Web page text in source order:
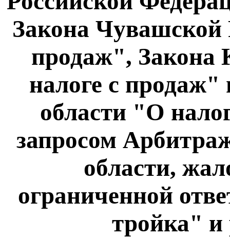
Закона Чувашской
продаж", Закона
налоге с продаж"
области "О
запросом
области,
ограниченной
тройка" и